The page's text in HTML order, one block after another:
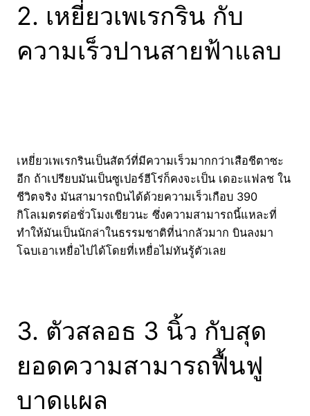
2. เหยี่ยวเพเรกริน กับ
ความเร็วปานสายฟ้าแลบ
เหยี่ยวเพเรกรินเป็นสัตว์ที่มีความเร็วมากกว่าเสือชีตาซะ
อีก ถ้าเปรียบมันเป็นซูเปอร์ฮีโร่ก็คงจะเป็น เดอะแฟลช ใน
ชีวิตจริง มันสามารถบินได้ด้วยความเร็วเกือบ 390
กิโลเมตรต่อชั่วโมงเชียวนะ ซึ่งความสามารถนี้แหละที่
ทำให้มันเป็นนักล่าในธรรมชาติที่น่ากลัวมาก บินลงมา
โฉบเอาเหยื่อไปได้โดยที่เหยื่อไม่ทันรู้ตัวเลย
3. ตัวสลอธ 3 นิ้ว กับสุด
ยอดความสามารถฟื้นฟู
บาดแผล